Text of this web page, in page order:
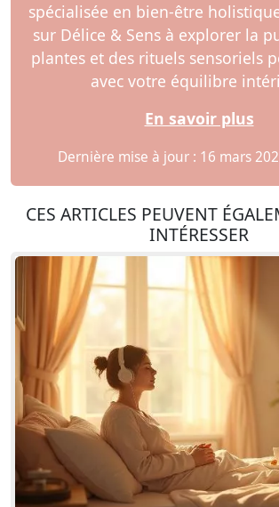
spécialisée en bien-être
sur Délice & Sens à explorer la
plantes et des rituels sensoriels
avec votre équilibre
En savoir plus
Dernière mise à jour : 16 mars
CES ARTICLES PEUVENT
INTÉRESSER